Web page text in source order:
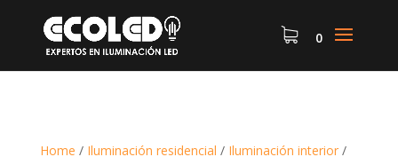
0
Home / Iluminación residencial / Iluminación interior/